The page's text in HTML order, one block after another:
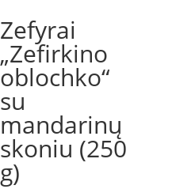
Zefyrai
„Zefirkino
oblochko“
su
mandarinų
skoniu (250
g)